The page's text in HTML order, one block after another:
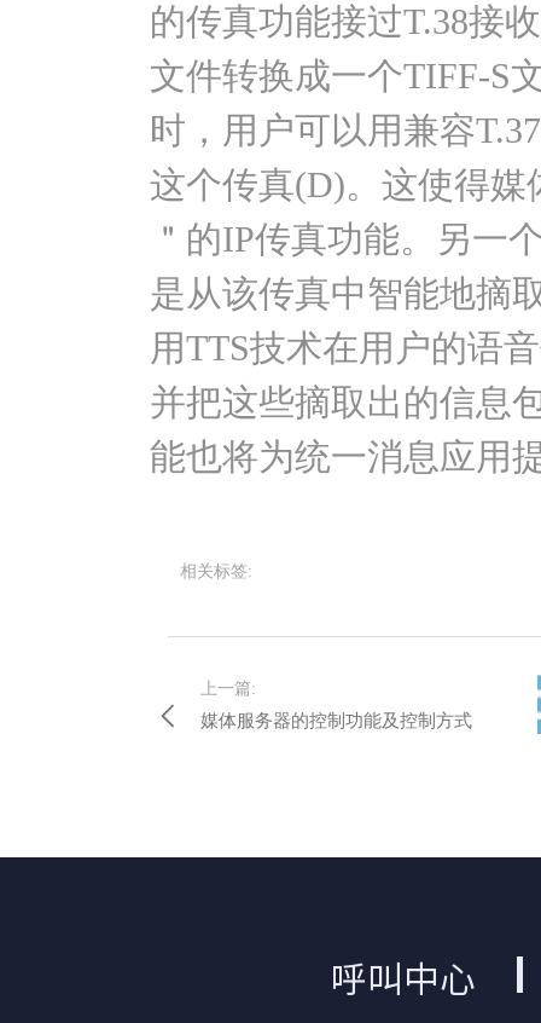
的传真功能接过T.38接
文件转换成一个TIFF-S
时，用户可以用兼容
这个传真(D)。这使得媒
＂的IP传真功能。另一
是从该传真中智能地摘
用TTS技术在用户的语
并把这些摘取出的信息
能也将为统一消息应用
相关标签:
上一篇:
媒体服务器的控制功能及控制方式
呼叫中心